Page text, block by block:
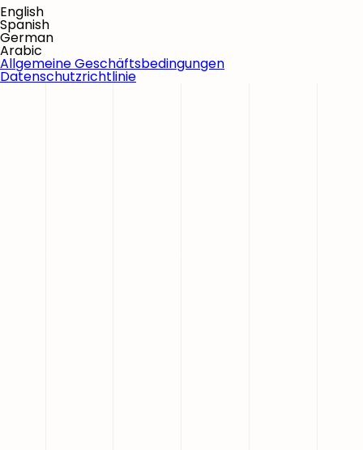
English
Spanish
German
Arabic
Allgemeine Geschäftsbedingungen
Datenschutzrichtlinie